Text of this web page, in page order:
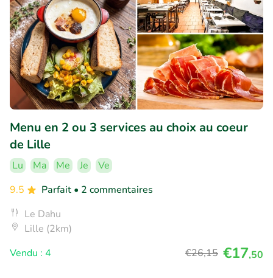
Menu en 2 ou 3 services au choix au coeur
de Lille
Lu Ma Me Je
Ve
9.5
Parfait • 2 commentaires
Le Dahu
Lille (2km)
Vendu : 4
€26,15 €17,50